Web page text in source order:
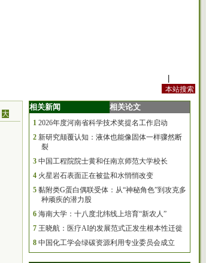
大
相关新闻 相关论文
1 2026年度河南省科学技术奖提名工作启动
2 新研究颠覆认知：液体也能像固体一样骤然断
裂
3 中国工程院院士黄和任南京师范大学校长
4 火星岩石表面正在被盐和水悄悄改变
5 黏附类G蛋白偶联受体：从“神秘角色”到攻克多
种顽疾的潜力股
6 海南大学：十八度北纬线上培育“新农人”
7 王晓航：医疗AI的发展范式正发生根本性迁徙
8 中国化工学会绿碳资源利用专业委员会成立